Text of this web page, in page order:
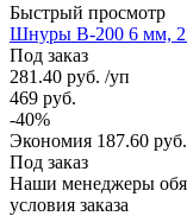
Быстрый просмотр
Шнуры В-200 6 мм,
Под заказ
281.40 руб. /уп
469 руб.
-40%
Экономия 187.60 руб.
Под заказ
Наши менеджеры
условия заказа